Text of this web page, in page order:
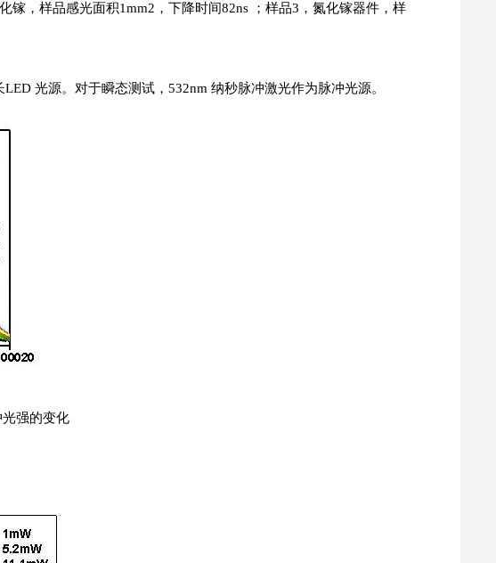
镓，样品感光面积1mm2，下降时间82ns ；样品3，氮化镓器件，样
光源。对于瞬态测试，532nm 纳秒脉冲激光作为脉冲光源。
强的变化